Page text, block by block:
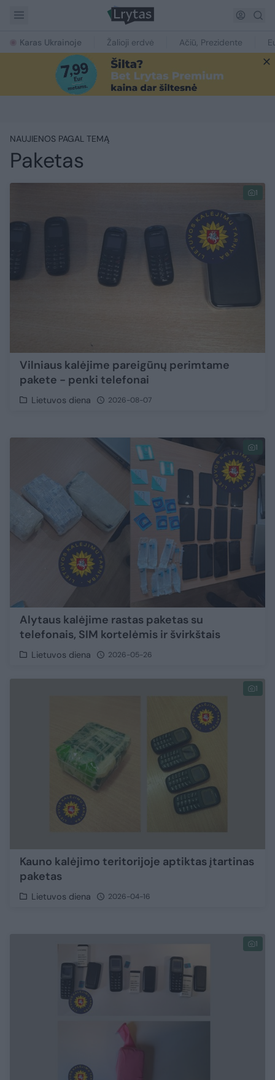
Karas Ukrainoje Žalioji erdvė Ačiū, Prezidente
NAUJIENOS PAGAL TEMĄ
Paketas
1
Vilniaus kalėjime pareigūnų perimtame
pakete - penki telefonai
Lietuvos diena 2026-08-07
1
Alytaus kalėjime rastas paketas su
telefonais, SIM kortelėmis ir švirkštais
Lietuvos diena 2026-05-26
1
Kauno kalėjimo teritorijoje aptiktas įtartinas
paketas
Lietuvos diena 2026-04-16
1